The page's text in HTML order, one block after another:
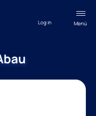
Menú
Log in